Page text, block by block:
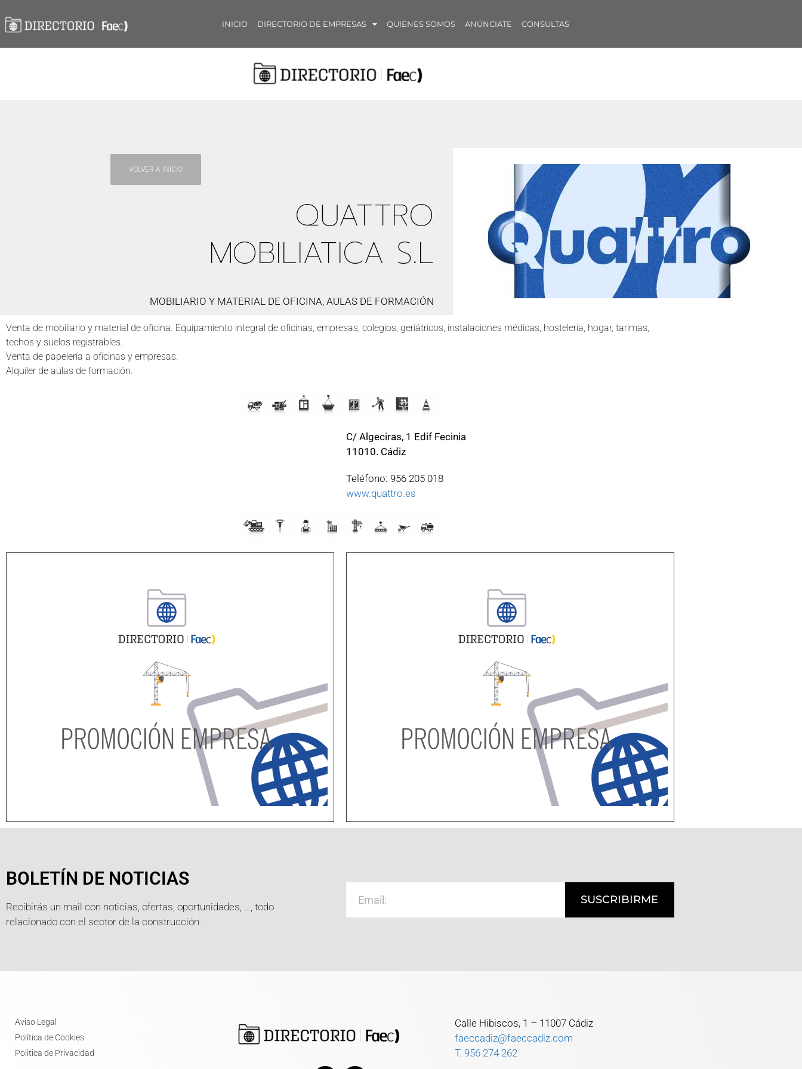
INICIO DIRECTORIO DE EMPRESAS QUIENES SOMOS ANÚNCIATE CONSULTAS
VOLVER A INICIO
QUATTRO
MOBILIATICA S.L
MOBILIARIO Y MATERIAL DE OFICINA, AULAS DE FORMACIÓN
Venta de mobiliario y material de oficina. Equipamiento integral de oficinas, empresas, colegios, geriátricos, instalaciones médicas, hostelería, hogar, tarimas,
techos y suelos registrables.
Venta de papelería a oficinas y empresas.
Alquiler de aulas de formación.
C/ Algeciras, 1 Edif Fecinia
11010. Cádiz
Teléfono: 956 205 018
www.quattro.es
BOLETÍN DE NOTICIAS
Recibirás un mail con noticias, ofertas, oportunidades, …, todo
relacionado con el sector de la construcción.
SUSCRIBIRME
Aviso Legal
Política de Cookies
Politica de Privacidad
Calle Hibiscos, 1 – 11007 Cádiz
faeccadiz@faeccadiz.com
T. 956 274 262